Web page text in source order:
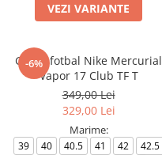
VEZI VARIANTE
-6%
Ghete fotbal Nike Mercurial
Vapor 17 Club TF T
349,00 Lei
329,00 Lei
Marime:
39 40 40.5 41 42
42.5